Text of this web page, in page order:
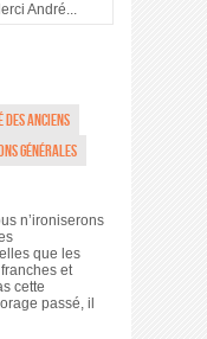
André...
anciens
générales
n’ironiserons
que les
et
cette
passé, il